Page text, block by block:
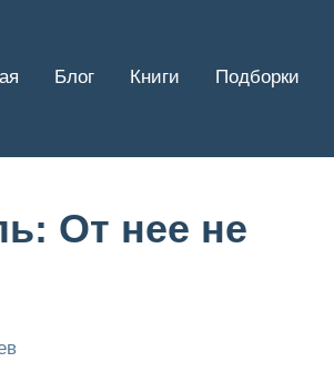
Блог Книги Подборки
От нее не